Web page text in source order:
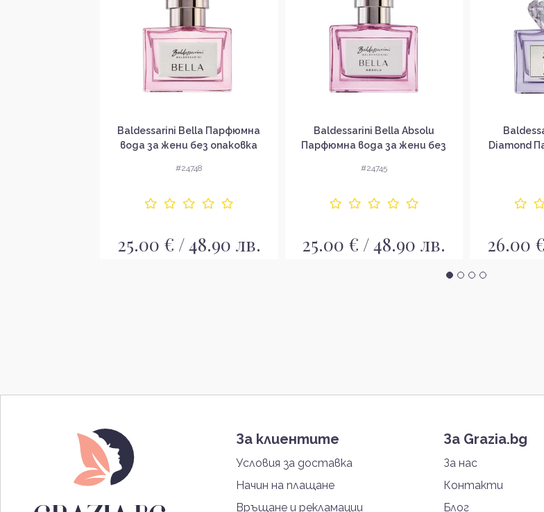
Baldessarini Bella Парфюмна
вода за жени без опаковка
#24748
25.00 € / 48.90 лв.
Baldessarini Bella Absolu
Парфюмна вода за жени без
#24745
25.00 € / 48.90 лв.
Diamond
26.00
За клиентите
Условия за доставка
Начин на плащане
Връщане и рекламации
За Grazia.bg
За нас
Контакти
Блог